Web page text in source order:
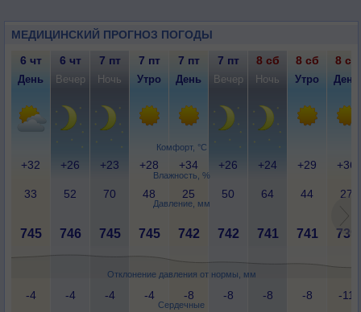
МЕДИЦИНСКИЙ ПРОГНОЗ ПОГОДЫ
Комфорт, °C
Влажность, %
Давление, мм
Отклонение давления от нормы, мм
Сердечные
6 чт 6 чт 7 пт 7 пт 7 пт 7 пт 8 сб 8 сб 8 сб
День Вечер Ночь Утро День Вечер Ночь Утро День
+32 +26 +23 +28 +34 +26 +24 +29 +36
33 52 70 48 25 50 64 44 27
745 746 745 745 742 742 741 741 739
-4 -4 -4 -4 -8 -8 -8 -8 -11